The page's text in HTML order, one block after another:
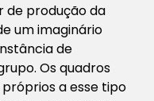
de produção da
um imaginário
de
Os quadros
a esse tipo